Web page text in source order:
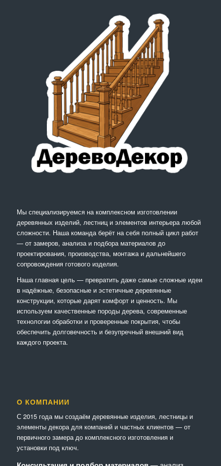
Мы специализируемся на комплексном изготовлении
деревянных изделий, лестниц и элементов интерьера любой
сложности. Наша команда берёт на себя полный цикл работ
— от замеров, анализа и подбора материалов до
проектирования, производства, монтажа и дальнейшего
сопровождения готового изделия.
Наша главная цель — превратить даже самые сложные идеи
в надёжные, безопасные и эстетичные деревянные
конструкции, которые дарят комфорт и ценность. Мы
используем качественные породы дерева, современные
технологии обработки и проверенные покрытия, чтобы
обеспечить долговечность и безупречный внешний вид
каждого проекта.
О КОМПАНИИ
С 2015 года мы создаём деревянные изделия, лестницы и
элементы декора для компаний и частных клиентов — от
первичного замера до комплексного изготовления и
установки под ключ.